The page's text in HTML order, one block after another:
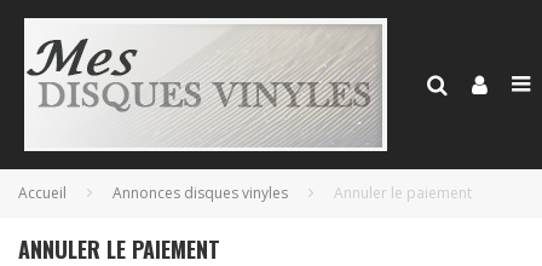
Accueil Annonces disques vinyles Annuler le paiement
ANNULER LE PAIEMENT